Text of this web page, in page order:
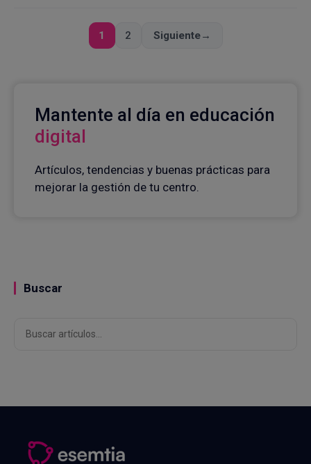
Página
1
Página
2 Siguiente→
Mantente al día en educación
digital
Artículos, tendencias y buenas prácticas para
mejorar la gestión de tu centro.
Buscar